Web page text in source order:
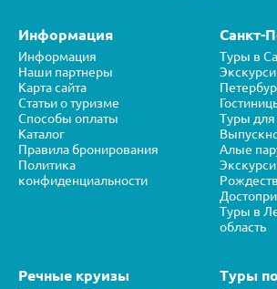
Информация
Информация
Наши партнеры
Карта сайта
Статьи о туризме
Способы оплаты
Каталог
Правила бронирования
Политика
конфиденциальности
Санкт-
Туры в
Туры
Алые
Туры в
область
Речные круизы Туры